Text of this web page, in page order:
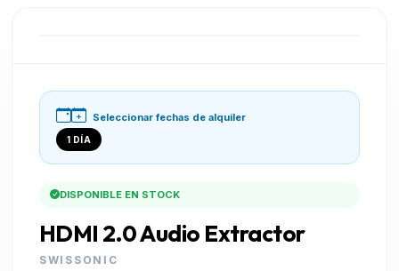
Seleccionar fechas de alquiler
1 DÍA
DISPONIBLE EN STOCK
HDMI 2.0 Audio Extractor
SWISSONIC